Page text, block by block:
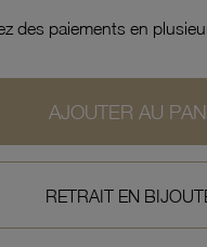
des paiements en
AJOUTER AU
RETRAIT EN